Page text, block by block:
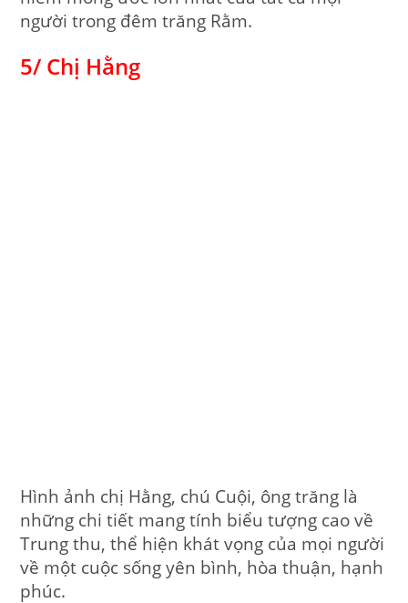
người trong đêm trăng Rằm.
5/ Chị Hằng
Hình ảnh chị Hằng, chú Cuội, ông trăng là
những chi tiết mang tính biểu tượng cao về
Trung thu, thể hiện khát vọng của mọi người
về một cuộc sống yên bình, hòa thuận, hạnh
phúc.